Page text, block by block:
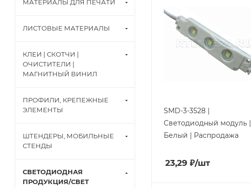
SMD-3-3528 |
Cветодиодный модуль |
Белый | Распродажа
23,29 ₽/шт
МАТЕРИАЛЫ ДЛЯ ПЕЧАТИ
ЛИСТОВЫЕ МАТЕРИАЛЫ
КЛЕИ | СКОТЧИ |
ОЧИСТИТЕЛИ |
МАГНИТНЫЙ ВИНИЛ
ПРОФИЛИ, КРЕПЕЖНЫЕ
ЭЛЕМЕНТЫ
ШТЕНДЕРЫ, МОБИЛЬНЫЕ
СТЕНДЫ
СВЕТОДИОДНАЯ
ПРОДУКЦИЯ/СВЕТ